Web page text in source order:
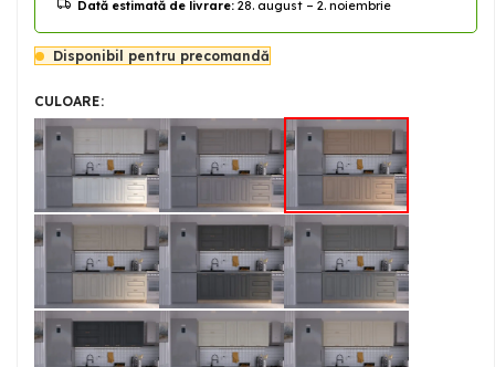
Dată estimată de livrare: 28. august – 2. noiembrie
Disponibil pentru precomandă
CULOARE